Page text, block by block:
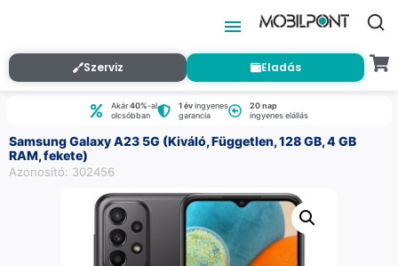
Szerviz Eladás
Akár40%-al
olcsóbban
1 évingyenes
garancia
20 nap
ingyenes elállás
Samsung Galaxy A23 5G (Kiváló, Független, 128 GB, 4 GB
RAM, fekete)
Azonosító: 302456